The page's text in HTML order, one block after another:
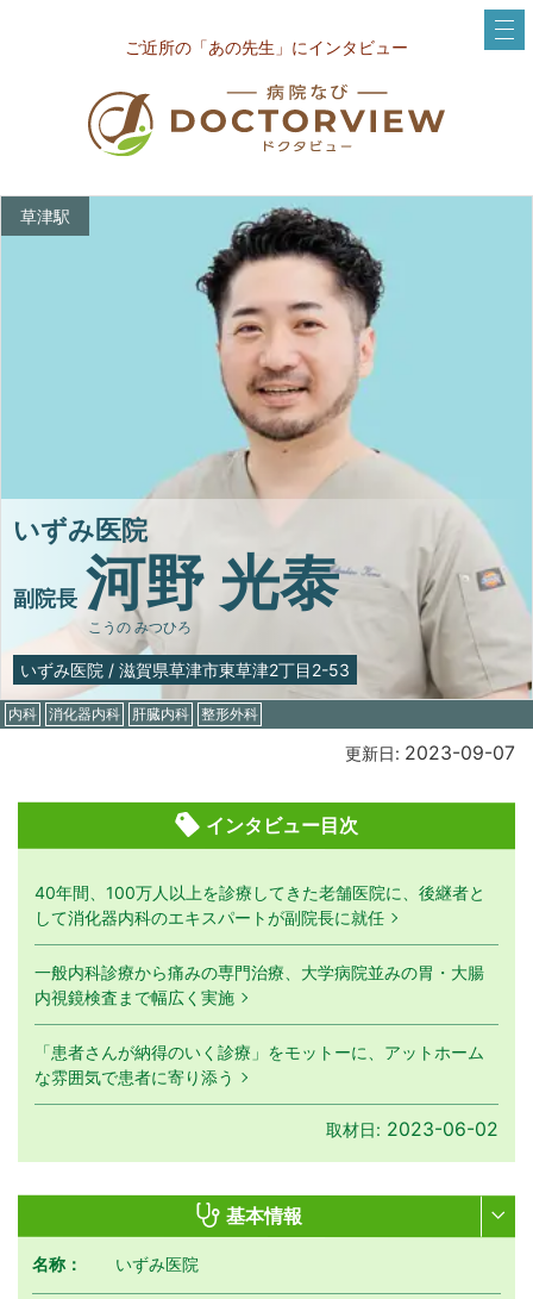
ご近所の「あの先生」にインタビュー
草津駅
いずみ医院
副院長 河野 光泰
こうの みつひろ
いずみ医院 / 滋賀県草津市東草津2丁目2-53
内科 消化器内科 肝臓内科 整形外科
更新日: 2023-09-07
インタビュー目次
40年間、100万人以上を診療してきた老舗医院に、後継者と
して消化器内科のエキスパートが副院長に就任
一般内科診療から痛みの専門治療、大学病院並みの胃・大腸
内視鏡検査まで幅広く実施
「患者さんが納得のいく診療」をモットーに、アットホーム
な雰囲気で患者に寄り添う
取材日: 2023-06-02
基本情報
名称： いずみ医院